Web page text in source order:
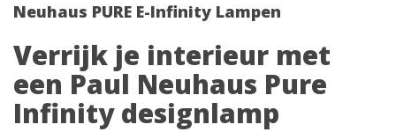
Neuhaus PURE E-Infinity Lampen
Verrijk je interieur met
een Paul Neuhaus Pure
Infinity designlamp